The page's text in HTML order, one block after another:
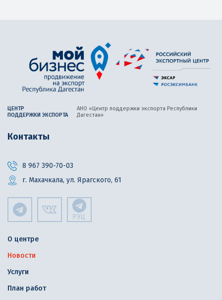
ЦЕНТР
ПОДДЕРЖКИ ЭКСПОРТА
АНО «Центр поддержки экспорта Республики
Дагестан»
Контакты
8 967 390-70-03
г. Махачкала, ул. Ярагского, 61
РЭЦ
О центре
Новости
Услуги
План работ